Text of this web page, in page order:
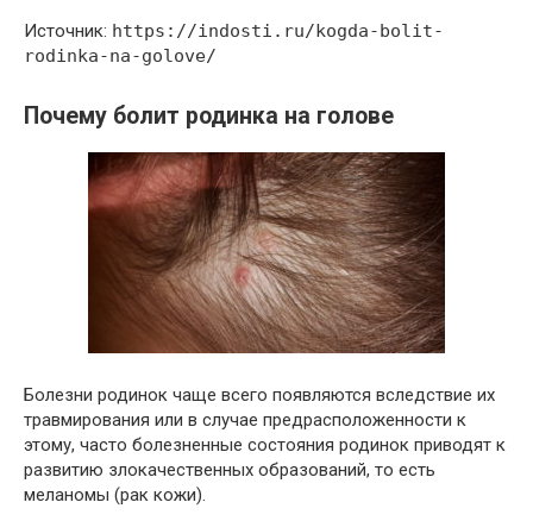
Источник: https://indosti.ru/kogda-bolit-
rodinka-na-golove/
Почему болит родинка на голове
Болезни родинок чаще всего появляются вследствие их
травмирования или в случае предрасположенности к
этому, часто болезненные состояния родинок приводят к
развитию злокачественных образований, то есть
меланомы (рак кожи).